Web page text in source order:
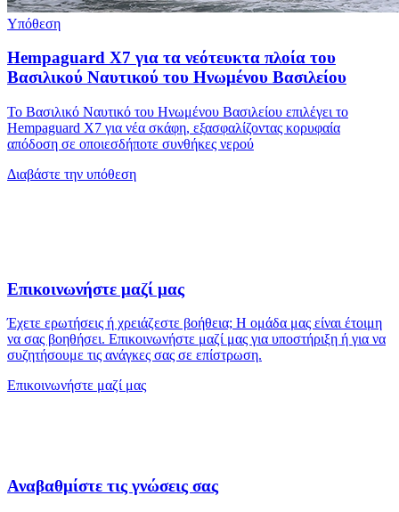
Υπόθεση
Hempaguard X7 για τα νεότευκτα πλοία του
Βασιλικού Ναυτικού του Ηνωμένου Βασιλείου
Το Βασιλικό Ναυτικό του Ηνωμένου Βασιλείου επιλέγει το
Hempaguard X7 για νέα σκάφη, εξασφαλίζοντας κορυφαία
απόδοση σε οποιεσδήποτε συνθήκες νερού
Διαβάστε την υπόθεση
Επικοινωνήστε μαζί μας
Έχετε ερωτήσεις ή χρειάζεστε βοήθεια; Η ομάδα μας είναι έτοιμη
να σας βοηθήσει. Επικοινωνήστε μαζί μας για υποστήριξη ή για να
συζητήσουμε τις ανάγκες σας σε επίστρωση.
Επικοινωνήστε μαζί μας
Αναβαθμίστε τις γνώσεις σας